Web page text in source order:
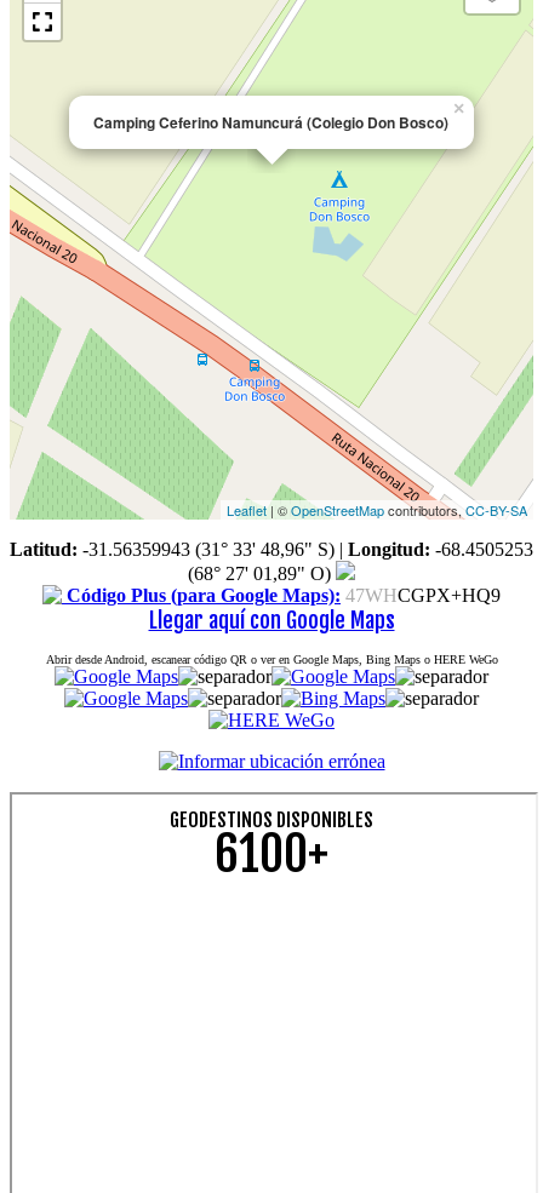
Camping Ceferino Namuncurá (Colegio Don Bosco)
×
Leaflet | ©OpenStreetMapcontributors, CC-BY-SA
Latitud: -31.56359943 (31° 33' 48,96" S) | Longitud: -68.4505253
(68° 27' 01,89" O)
Código Plus (para Google Maps): 47WHCGPX+HQ9
Llegar aquí con Google Maps
Abrir desde Android, escanear código QR o ver en Google Maps, Bing Maps o HERE WeGo
GEODESTINOS DISPONIBLES
6100+